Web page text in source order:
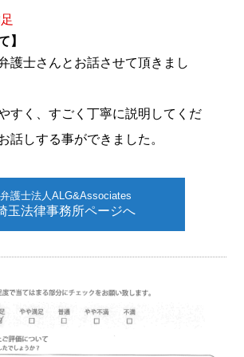
】
護士さんとお話させて頂きまし
すく、すごく丁寧に説明してくだ
話しする事ができました。
弁護士法人ALG&Associates
玉法律事務所ページへ